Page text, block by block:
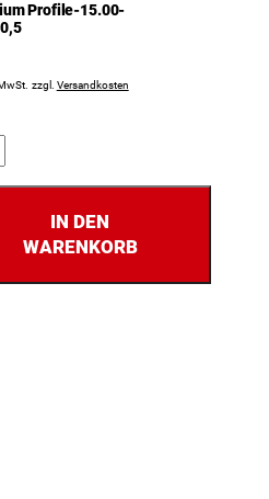
Profile-15.00-
zzgl. Versandkosten
IN DEN
WARENKORB